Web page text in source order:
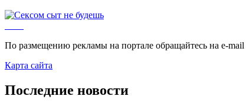
По размещению рекламы на портале обращайтесь на e-mail
Карта сайта
Последние новости